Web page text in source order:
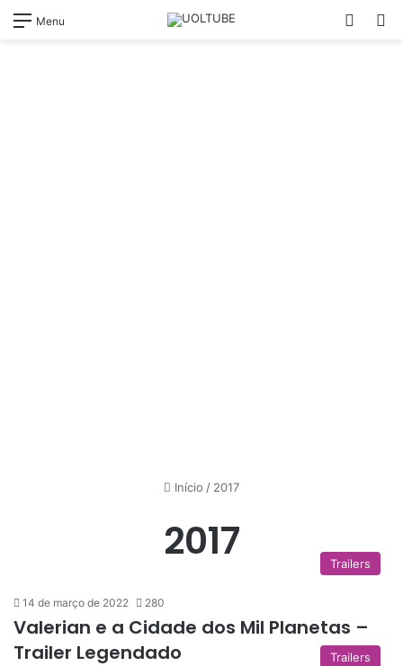
Menu
Início / 2017
2017 Trailers
14 de março de 2022 280
Valerian e a Cidade dos Mil Planetas –
Trailer Legendado
Trailers